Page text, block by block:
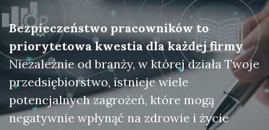
Bezpieczeństwo pracowników to
priorytetowa kwestia dla każdej firmy
Niezależnie od branży, w której działa Twoje
przedsiębiorstwo, istnieje wiele
potencjalnych zagrożeń, które mogą
negatywnie wpłynąć na zdrowie i życie